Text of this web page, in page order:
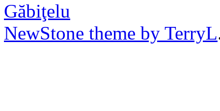
Găbiţelu
NewStone theme by TerryL